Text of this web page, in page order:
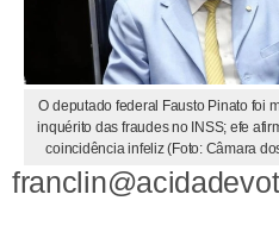
O deputado federal Fausto Pinato foi
inquérito das fraudes no INSS; efe
coincidência infeliz (Foto: Câmara